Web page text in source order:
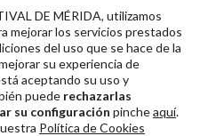
Morales
en alta
Foto: Jero Morales
08
Descargar en alta
DE MÉRIDA, utilizamos
mejorar los servicios prestados
del uso que se hace de la
su experiencia de
aceptando su uso y
puede rechazarlas
su configuración pincheaquí.
Política de Cookies